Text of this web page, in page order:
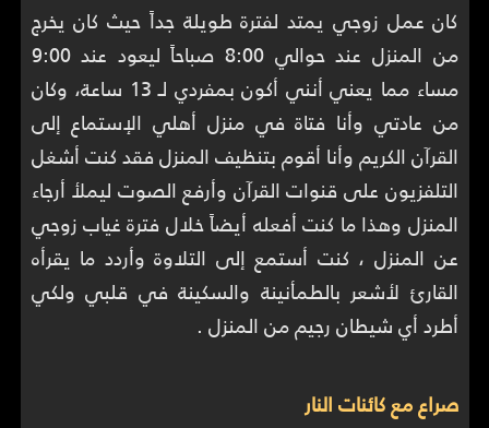
كان عمل زوجي يمتد لفترة طويلة جداً حيث كان يخرج
من المنزل عند حوالي 8:00 صباحاً ليعود عند 9:00
مساء مما يعني أنني أكون بمفردي لـ 13 ساعة، وكان
من عادتي وأنا فتاة في منزل أهلي الإستماع إلى
القرآن الكريم وأنا أقوم بتنظيف المنزل فقد كنت أشغل
التلفزيون على قنوات القرآن وأرفع الصوت ليملأ أرجاء
المنزل وهذا ما كنت أفعله أيضاً خلال فترة غياب زوجي
عن المنزل ، كنت أستمع إلى التلاوة وأردد ما يقرأه
القارئ لأشعر بالطمأنينة والسكينة في قلبي ولكي
أطرد أي شيطان رجيم من المنزل .
صراع مع كائنات النار